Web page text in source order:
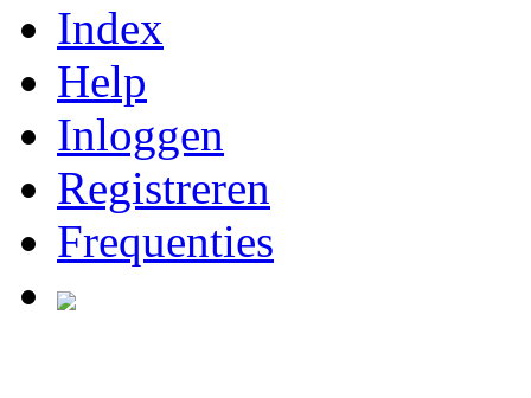
Index
Help
Inloggen
Registreren
Frequenties